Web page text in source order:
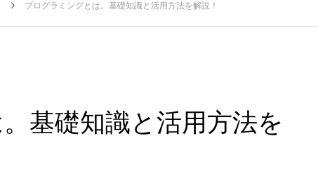
プログラミングとは。基礎知識と活用方法を解説！
基礎知識と活用方法を